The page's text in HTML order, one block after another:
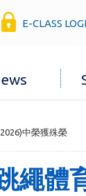
E-CLASS
中榮獲殊榮
繩體